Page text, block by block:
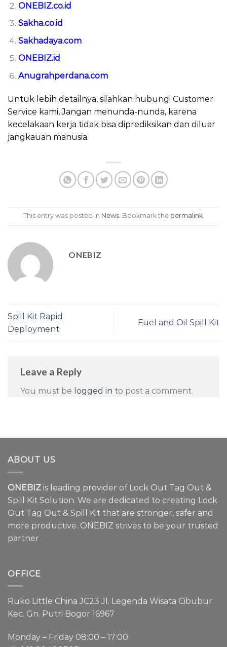
ONEBIZ.co.id
Sakha.co.id
Sakhadaya.com
ONEBIZ.id
Anugrahperdana.com
Untuk lebih detailnya, silahkan hubungi Customer
Service kami, Jangan menunda-nunda, karena
kecelakaan kerja tidak bisa diprediksikan dan diluar
jangkauan manusia.
This entry was posted in News. Bookmark the permalink.
ONEBIZ
Spill Kit Rapid
Deployment
Fuel and Oil Spill Kit
Leave a Reply
You must be logged in to post a comment.
ABOUT US
ONEBIZ is leading provider of Lock Out Tag Out &
Spill Kit Solution. We are dedicated to creating Lock
Out Tag Out & Spill Kit that are stronger, safer and
more productive. ONEBIZ strives to be your trusted
partner
OFFICE
Ruko Little China JC23 Jl. Legenda Wisata Cibubur
Kec. Gn. Putri Bogor 16967
Monday – Friday 08:00 – 17:00